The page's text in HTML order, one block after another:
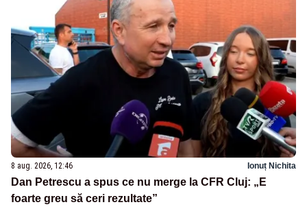
8 aug. 2026, 12:46 Ionuț Nichita
Dan Petrescu a spus ce nu merge la CFR Cluj: „E
foarte greu să ceri rezultate”